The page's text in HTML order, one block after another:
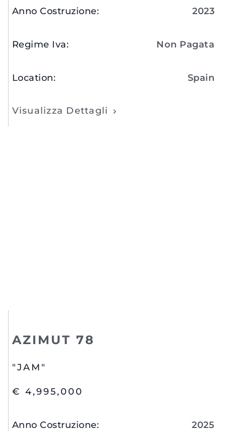
Anno Costruzione: 2023
Regime Iva: Non Pagata
Location: Spain
Visualizza Dettagli
AZIMUT 78
"JAM"
€ 4,995,000
Anno Costruzione: 2025